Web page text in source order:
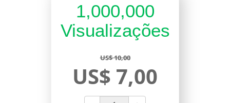
1,000,000
Visualizações
US$ 10,00
US$ 7,00